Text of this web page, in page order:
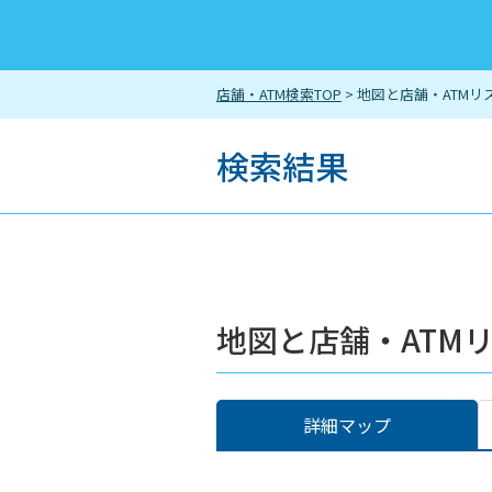
店舗・ATM検索TOP > 地図と店舗・ATMリ
検索結果
地図と店舗・ATM
詳細マップ